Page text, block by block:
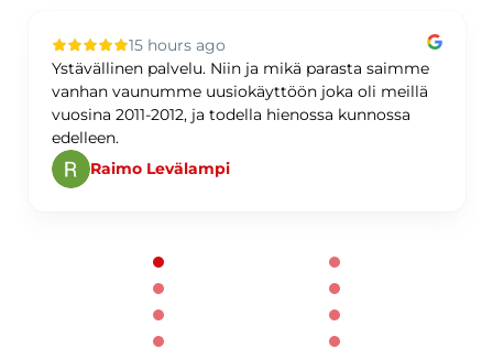
15 hours ago
Ystävällinen palvelu. Niin ja mikä parasta saimme
vanhan vaunumme uusiokäyttöön joka oli meillä
vuosina 2011-2012, ja todella hienossa kunnossa
edelleen.
Raimo Levälampi